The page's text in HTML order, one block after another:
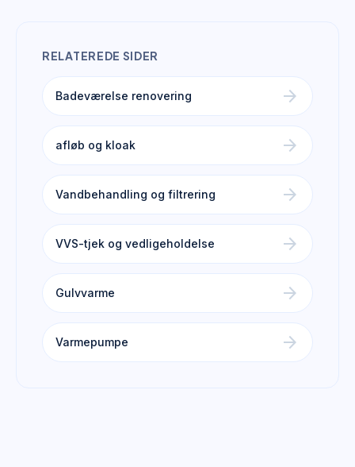
RELATEREDE SIDER
Badeværelse renovering arrow_forward
afløb og kloak arrow_forward
Vandbehandling og filtrering arrow_forward
VVS-tjek og vedligeholdelse arrow_forward
Gulvvarme arrow_forward
Varmepumpe arrow_forward